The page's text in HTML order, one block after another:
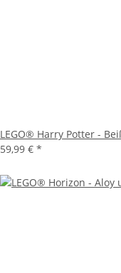
LEGO® Harry Potter -
59,99 € *